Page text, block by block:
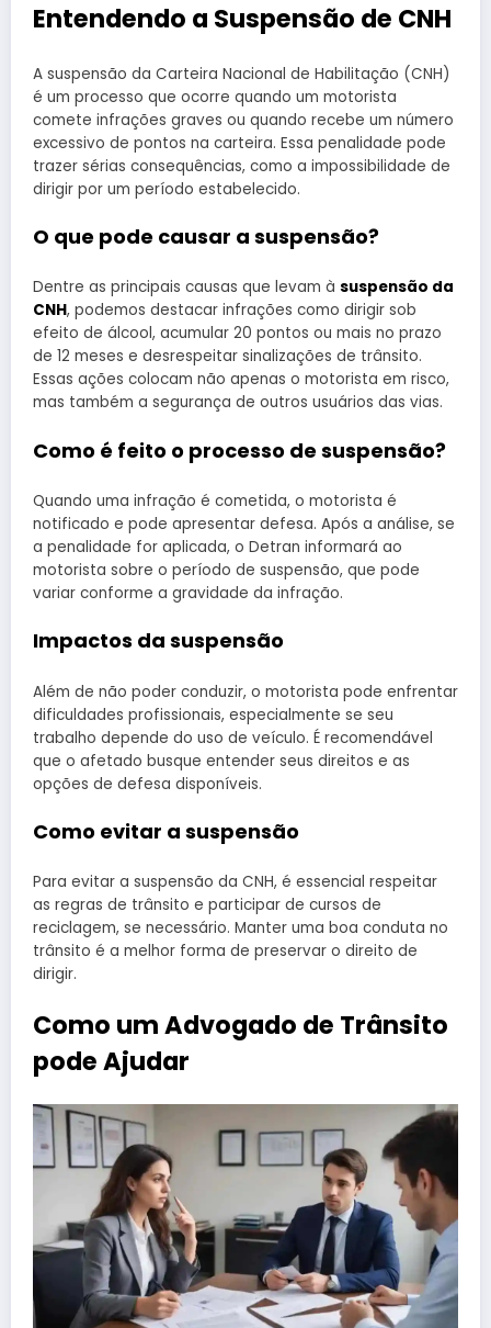
Entendendo a Suspensão de CNH
A suspensão da Carteira Nacional de Habilitação (CNH)
é um processo que ocorre quando um motorista
comete infrações graves ou quando recebe um número
excessivo de pontos na carteira. Essa penalidade pode
trazer sérias consequências, como a impossibilidade de
dirigir por um período estabelecido.
O que pode causar a suspensão?
Dentre as principais causas que levam à suspensão da
CNH, podemos destacar infrações como dirigir sob
efeito de álcool, acumular 20 pontos ou mais no prazo
de 12 meses e desrespeitar sinalizações de trânsito.
Essas ações colocam não apenas o motorista em risco,
mas também a segurança de outros usuários das vias.
Como é feito o processo de suspensão?
Quando uma infração é cometida, o motorista é
notificado e pode apresentar defesa. Após a análise, se
a penalidade for aplicada, o Detran informará ao
motorista sobre o período de suspensão, que pode
variar conforme a gravidade da infração.
Impactos da suspensão
Além de não poder conduzir, o motorista pode enfrentar
dificuldades profissionais, especialmente se seu
trabalho depende do uso de veículo. É recomendável
que o afetado busque entender seus direitos e as
opções de defesa disponíveis.
Como evitar a suspensão
Para evitar a suspensão da CNH, é essencial respeitar
as regras de trânsito e participar de cursos de
reciclagem, se necessário. Manter uma boa conduta no
trânsito é a melhor forma de preservar o direito de
dirigir.
Como um Advogado de Trânsito
pode Ajudar